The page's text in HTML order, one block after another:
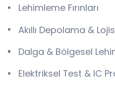
Lehimleme Fırınları
Akıllı Depolama &
Dalga & Bölgesel
Elektriksel Test & IC